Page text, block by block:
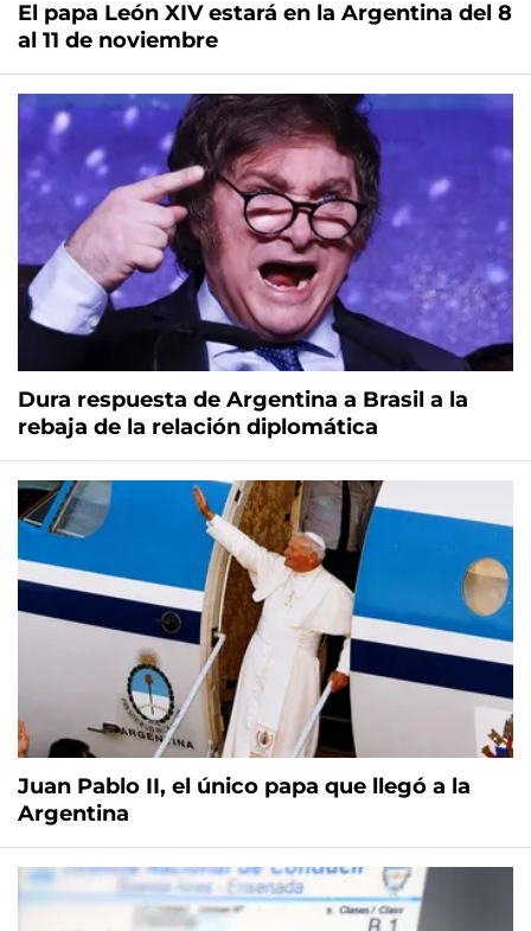
El papa León XIV estará en la Argentina del 8
al 11 de noviembre
Dura respuesta de Argentina a Brasil a la
rebaja de la relación diplomática
Juan Pablo II, el único papa que llegó a la
Argentina